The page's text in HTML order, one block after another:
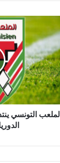
التونسي